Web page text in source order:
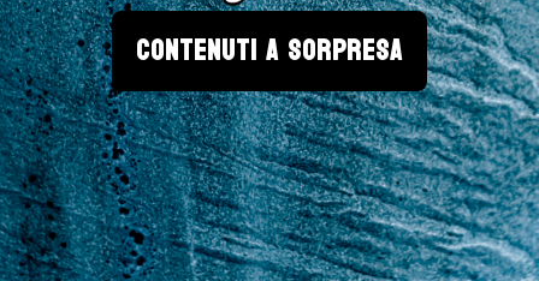
CONTENUTI A SORPRESA